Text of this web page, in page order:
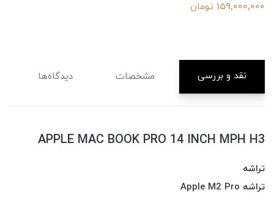
2,800,000 تومان
نقد و بررسی مشخصات دیدگاه‌ها
APPLE MAC BOOK PRO 14 INCH MPH H3
تراشه
تراشه Apple M2 Pro